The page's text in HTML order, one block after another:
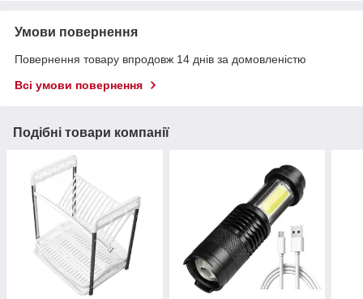
Умови повернення
Повернення товару впродовж 14 днів за домовленістю
Всі умови повернення
Подібні товари компанії